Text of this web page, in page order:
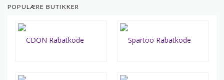
POPULÆRE BUTIKKER